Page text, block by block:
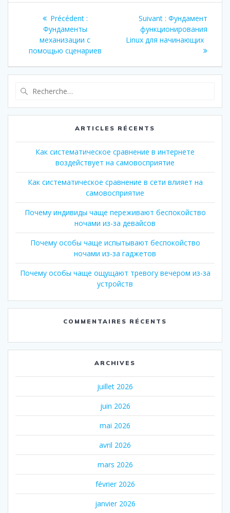
Navigation
l’article
Précédent :Article
:
Фундаменты
механизации с
помощью сценариев
Suivant : Article
suivant
:
Фундамент
функционирования
Linux для начинающих
:
ARTICLES RÉCENTS
Как систематическое сравнение в интернете
воздействует на самовосприятие
Как систематическое сравнение в сети влияет на
самовосприятие
Почему индивиды чаще переживают беспокойство
ночами из-за девайсов
Почему особы чаще испытывают беспокойство
ночами из-за гаджетов
Почему особы чаще ощущают тревогу вечером из-за
устройств
COMMENTAIRES RÉCENTS
ARCHIVES
juillet 2026
juin 2026
mai 2026
avril 2026
mars 2026
février 2026
janvier 2026